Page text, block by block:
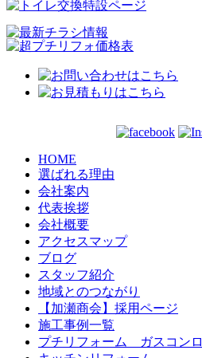
HOME
選ばれる理由
会社案内
代表挨拶
会社概要
アクセスマップ
ブログ
スタッフ紹介
地域とのつながり
【加瀬商会】採用ページ
施工事例一覧
プチリフォーム ガスコンロ